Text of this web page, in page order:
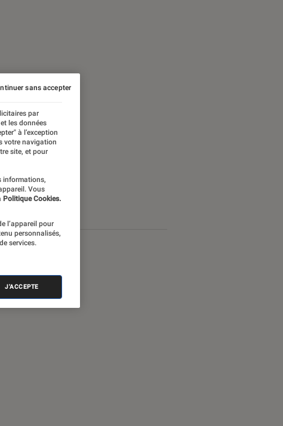
par
les données
à l’exception
votre navigation
site, et pour
informations,
Vous
Politique Cookies.
l’appareil pour
personnalisés,
services.
J'ACCEPTE
sans accepter